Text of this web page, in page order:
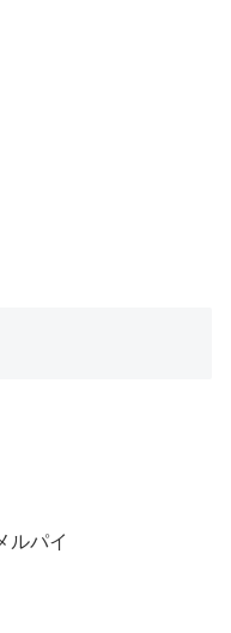
ルパイ